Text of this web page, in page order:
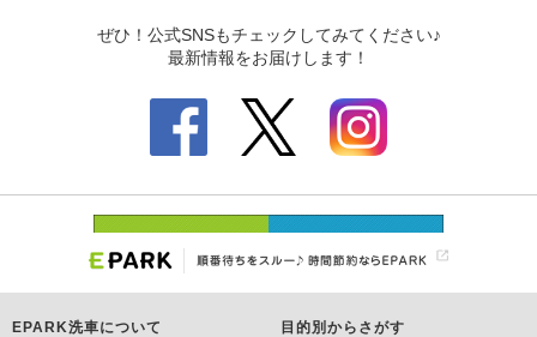
EPARK洗車について 目的別からさがす